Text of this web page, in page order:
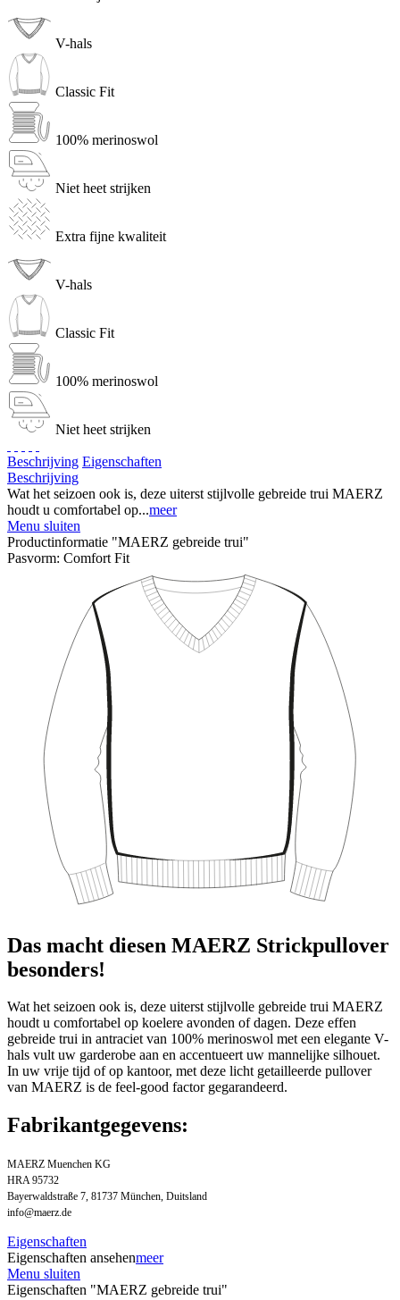
V-hals
Classic Fit
100% merinoswol
Niet heet strijken
Extra fijne kwaliteit
V-hals
Classic Fit
100% merinoswol
Niet heet strijken
Beschrijving Eigenschaften
Beschrijving
Wat het seizoen ook is, deze uiterst stijlvolle gebreide trui MAERZ
houdt u comfortabel op...meer
Menu sluiten
Productinformatie "MAERZ gebreide trui"
Pasvorm: Comfort Fit
Das macht diesen MAERZ Strickpullover
besonders!
Wat het seizoen ook is, deze uiterst stijlvolle gebreide trui MAERZ
houdt u comfortabel op koelere avonden of dagen. Deze effen
gebreide trui in antraciet van 100% merinoswol met een elegante V-
hals vult uw garderobe aan en accentueert uw mannelijke silhouet.
In uw vrije tijd of op kantoor, met deze licht getailleerde pullover
van MAERZ is de feel-good factor gegarandeerd.
Fabrikantgegevens:
MAERZ Muenchen KG
HRA 95732
Bayerwaldstraße 7, 81737 München, Duitsland
info@maerz.de
Eigenschaften
Eigenschaften ansehenmeer
Menu sluiten
Eigenschaften "MAERZ gebreide trui"